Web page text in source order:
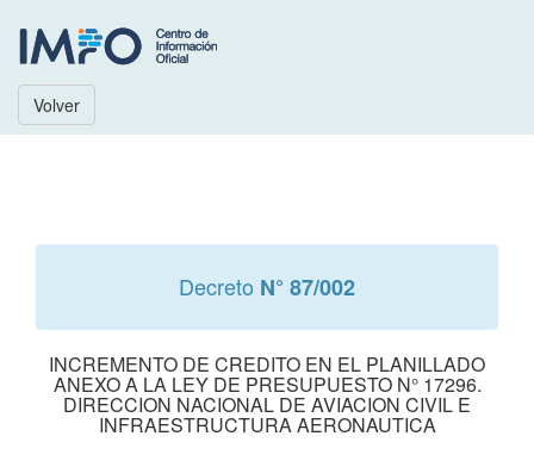
Volver
Decreto N° 87/002
INCREMENTO DE CREDITO EN EL PLANILLADO
ANEXO A LA LEY DE PRESUPUESTO N° 17296.
DIRECCION NACIONAL DE AVIACION CIVIL E
INFRAESTRUCTURA AERONAUTICA